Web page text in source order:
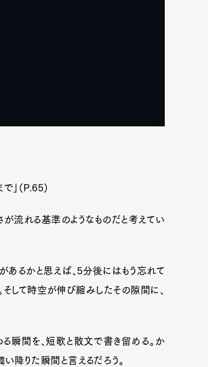
」（P.65）
流れる基準のようなものだと考えてい
あるかと思えば、5分後にはもう忘れて
して時空が伸び縮みしたその隙間に、
瞬間を、短歌と散文で書き留める。か
降りた瞬間と言えるだろう。